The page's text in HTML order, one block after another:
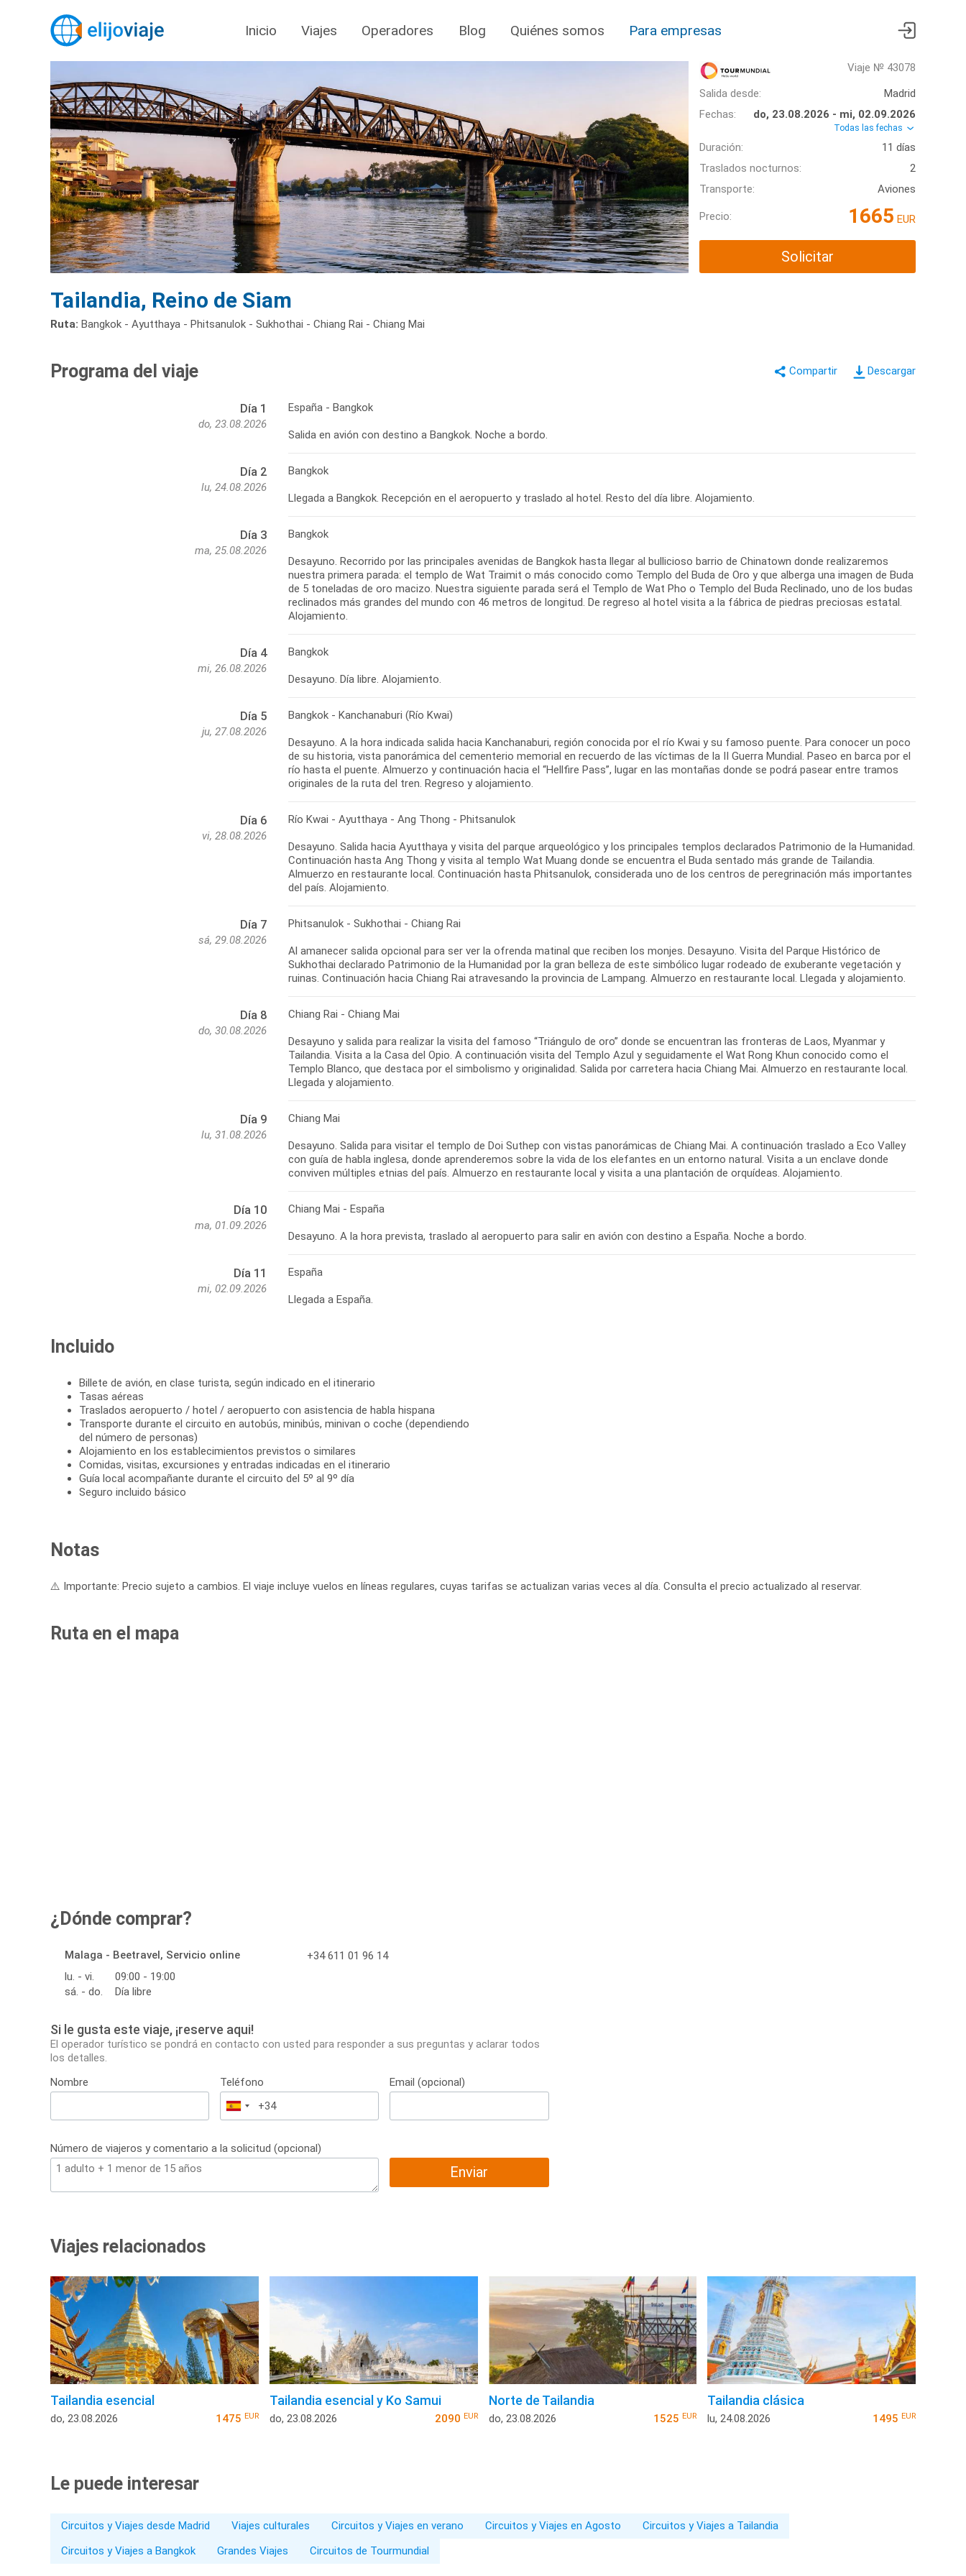
Inicio Viajes Operadores Blog Quiénes somos Para empresas
Viaje № 43078
Salida desde:
Madrid
Fechas:
do, 23.08.2026 - mi, 02.09.2026
Todas las fechas
Duración:
11 días
Traslados nocturnos:
2
Transporte:
Aviones
Precio: 1665 EUR
Solicitar
Tailandia, Reino de Siam
Ruta: Bangkok - Ayutthaya - Phitsanulok - Sukhothai - Chiang Rai - Chiang Mai
Descargar
Programa del viaje
Día 1
do, 23.08.2026
España - Bangkok
Salida en avión con destino a Bangkok. Noche a bordo.
Día 2
lu, 24.08.2026
Bangkok
Día 3
ma, 25.08.2026
Bangkok
Desayuno. Recorrido por las principales avenidas de Bangkok hasta llegar al bullicioso barrio de Chinatown donde realizaremos
nuestra primera parada: el templo de Wat Traimit o más conocido como Templo del Buda de Oro y que alberga una imagen de Buda
de 5 toneladas de oro macizo. Nuestra siguiente parada será el Templo de Wat Pho o Templo del Buda Reclinado, uno de los budas
reclinados más grandes del mundo con 46 metros de longitud. De regreso al hotel visita a la fábrica de piedras preciosas estatal.
Día 4
mi, 26.08.2026
Bangkok
Desayuno. Día libre. Alojamiento.
Día 5
ju, 27.08.2026
Bangkok - Kanchanaburi (Río Kwai)
Desayuno. A la hora indicada salida hacia Kanchanaburi, región conocida por el río Kwai y su famoso puente. Para conocer un poco
de su historia, vista panorámica del cementerio memorial en recuerdo de las víctimas de la II Guerra Mundial. Paseo en barca por el
río hasta el puente. Almuerzo y continuación hacia el “Hellfire Pass”, lugar en las montañas donde se podrá pasear entre tramos
Día 6
vi, 28.08.2026
Río Kwai - Ayutthaya - Ang Thong - Phitsanulok
Desayuno. Salida hacia Ayutthaya y visita del parque arqueológico y los principales templos declarados Patrimonio de la Humanidad.
Continuación hasta Ang Thong y visita al templo Wat Muang donde se encuentra el Buda sentado más grande de Tailandia.
Almuerzo en restaurante local. Continuación hasta Phitsanulok, considerada uno de los centros de peregrinación más importantes
Día 7
sá, 29.08.2026
Phitsanulok - Sukhothai - Chiang Rai
Al amanecer salida opcional para ser ver la ofrenda matinal que reciben los monjes. Desayuno. Visita del Parque Histórico de
Sukhothai declarado Patrimonio de la Humanidad por la gran belleza de este simbólico lugar rodeado de exuberante vegetación y
Día 8
do, 30.08.2026
Chiang Rai - Chiang Mai
Desayuno y salida para realizar la visita del famoso “Triángulo de oro” donde se encuentran las fronteras de Laos, Myanmar y
Tailandia. Visita a la Casa del Opio. A continuación visita del Templo Azul y seguidamente el Wat Rong Khun conocido como el
Templo Blanco, que destaca por el simbolismo y originalidad. Salida por carretera hacia Chiang Mai. Almuerzo en restaurante local.
Día 9
lu, 31.08.2026
Chiang Mai
Desayuno. Salida para visitar el templo de Doi Suthep con vistas panorámicas de Chiang Mai. A continuación traslado a Eco Valley
con guía de habla inglesa, donde aprenderemos sobre la vida de los elefantes en un entorno natural. Visita a un enclave donde
Día 10
ma, 01.09.2026
Chiang Mai - España
Día 11
mi, 02.09.2026
España
Llegada a España.
Incluido
Billete de avión, en clase turista, según indicado en el itinerario
Tasas aéreas
Traslados aeropuerto / hotel / aeropuerto con asistencia de habla hispana
Transporte durante el circuito en autobús, minibús, minivan o coche (dependiendo
del número de personas)
Alojamiento en los establecimientos previstos o similares
Comidas, visitas, excursiones y entradas indicadas en el itinerario
Guía local acompañante durante el circuito del 5º al 9º día
Seguro incluido básico
Notas
⚠️ Importante: Precio sujeto a cambios. El viaje incluye vuelos en líneas regulares, cuyas tarifas se actualizan varias veces al día. Consulta el precio actualizado al reservar.
Ruta en el mapa
¿Dónde comprar?
Malaga - Beetravel, Servicio online
lu. - vi.
09:00 - 19:00
sá. - do.
Día libre
+34 611 01 96 14
Si le gusta este viaje, ¡reserve aqui!
El operador turístico se pondrá en contacto con usted para responder a sus preguntas y aclarar todos
los detalles.
Nombre
Teléfono
España
+34
Email (opcional)
Número de viajeros y comentario a la solicitud (opcional)
Enviar
Viajes relacionados
Tailandia esencial
do, 23.08.2026 1475 EUR
Tailandia esencial y Ko Samui
do, 23.08.2026 2090 EUR
Norte de Tailandia
do, 23.08.2026 1525EUR
Tailandia clásica
lu, 24.08.2026 1495 EUR
Le puede interesar
Circuitos y Viajes desde Madrid Viajes culturales Circuitos y Viajes en verano Circuitos y Viajes en Agosto
Circuitos y Viajes a Tailandia
Circuitos y Viajes a Bangkok
Grandes Viajes Circuitos de Tourmundial